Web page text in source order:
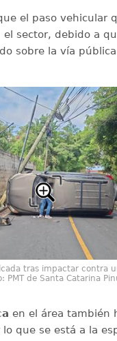
el paso vehicular
el sector, debido a
sobre la vía
tras impactar contra
de Santa Catarina
en el área también
que se está a la